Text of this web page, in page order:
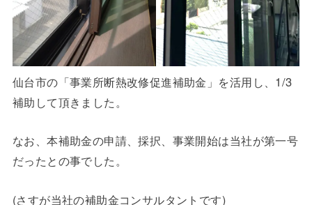
仙台市の「事業所断熱改修促進補助金」を活用し、1/3
補助して頂きました。
なお、本補助金の申請、採択、事業開始は当社が第一号
だったとの事でした。
(さすが当社の補助金コンサルタントです)